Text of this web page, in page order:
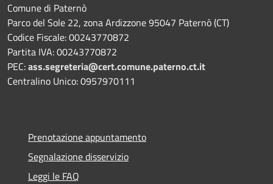
Comune di Paternò
Parco del Sole 22, zona Ardizzone 95047 Paternò (CT)
Codice Fiscale: 00243770872
Partita IVA: 00243770872
PEC:ass.segreteria@cert.comune.paterno.ct.it
Centralino Unico: 0957970111
Prenotazione appuntamento
Segnalazione disservizio
Leggi le FAQ